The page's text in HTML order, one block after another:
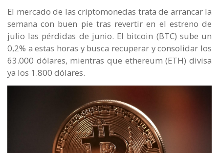
El mercado de las criptomonedas trata de arrancar la
semana con buen pie tras revertir en el estreno de
julio las pérdidas de junio. El bitcoin (BTC) sube un
0,2% a estas horas y busca recuperar y consolidar los
63.000 dólares, mientras que ethereum (ETH) divisa
ya los 1.800 dólares.